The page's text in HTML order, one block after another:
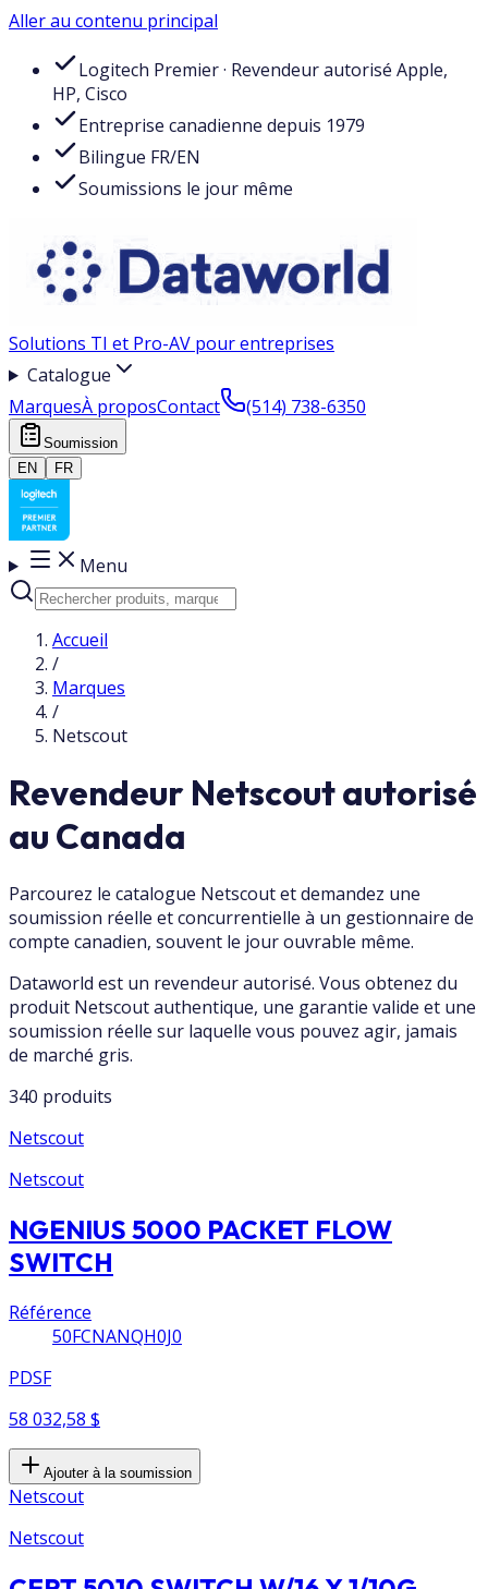
Aller au contenu principal
Logitech Premier · Revendeur autorisé Apple,
HP, Cisco
Entreprise canadienne depuis 1979
Bilingue FR/EN
Soumissions le jour même
Solutions TI et Pro-AV pour entreprises
Catalogue
MarquesÀ proposContact (514) 738-6350
Soumission
EN
FR
Menu
Accueil
/
Marques
/
Netscout
Revendeur Netscout autorisé
au Canada
Parcourez le catalogue Netscout et demandez une
soumission réelle et concurrentielle à un gestionnaire de
compte canadien, souvent le jour ouvrable même.
Dataworld est un revendeur autorisé. Vous obtenez du
produit Netscout authentique, une garantie valide et une
soumission réelle sur laquelle vous pouvez agir, jamais
de marché gris.
340 produits
Netscout
Netscout
NGENIUS 5000 PACKET FLOW
SWITCH
Référence
50FCNANQH0J0
PDSF
58 032,58 $
Ajouter à la soumission
Netscout
Netscout